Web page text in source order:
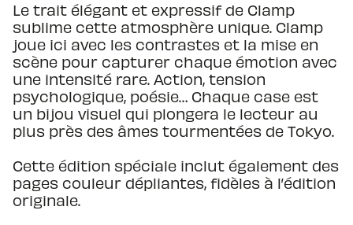
Le trait élégant et expressif de Clamp
sublime cette atmosphère unique. Clamp
joue ici avec les contrastes et la mise en
scène pour capturer chaque émotion avec
une intensité rare. Action, tension
psychologique, poésie… Chaque case est
un bijou visuel qui plongera le lecteur au
plus près des âmes tourmentées de Tokyo.
Cette édition spéciale inclut également des
pages couleur dépliantes, fidèles à l’édition
originale.